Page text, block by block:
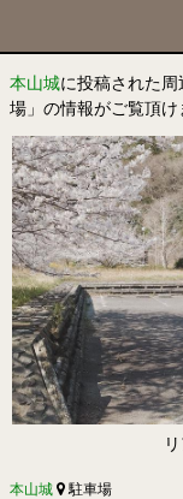
本山城に投稿された
場」の情報がご覧頂け
本山城 駐車場